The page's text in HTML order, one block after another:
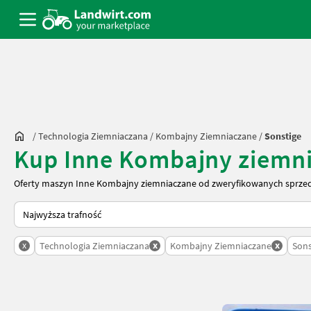
/Technologia Ziemniaczana / Kombajny Ziemniaczane /Sonstige
Kup Inne Kombajny
Oferty maszyn Inne Kombajny ziemniaczane od zweryfikowanych
Tak sortuje się na Landwirt.com
x Technologia Ziemniaczana x Kombajny Ziemniaczane x